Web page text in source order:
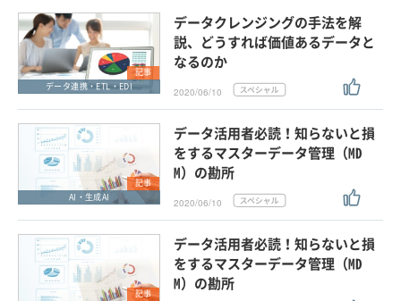
記事
データ連携・ETL・EDI
データクレンジングの手法を解
説、どうすれば価値あるデータと
なるのか
2020/06/10
記事
AI・生成AI
データ活用者必読！知らないと損
をするマスターデータ管理（MD
M）の勘所
2020/06/10
記事
データ活用者必読！知らないと損
をするマスターデータ管理（MD
M）の勘所